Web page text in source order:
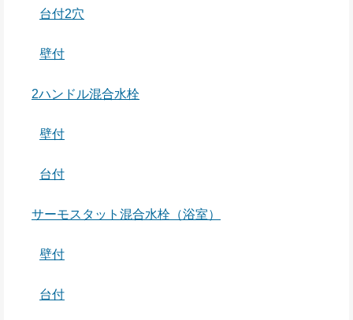
台付2穴
壁付
2ハンドル混合水栓
壁付
台付
サーモスタット混合水栓（浴室）
壁付
台付